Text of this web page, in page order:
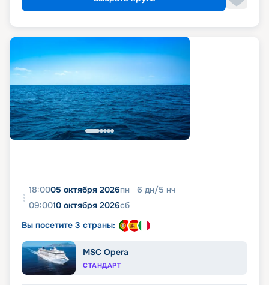
18:0005 октября 2026пн 6 дн/5 нч
09:0010 октября 2026сб
Вы посетите 3 страны:
MSC Opera
СТАНДАРТ